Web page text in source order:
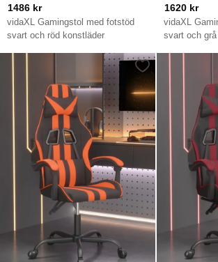
vidaXL Gamingstol med fotstöd
svart och röd konstläder
1486 kr
vidaXL
svart och
1620 kr